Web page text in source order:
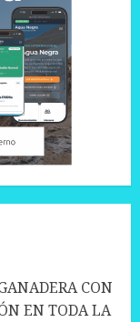
CON
EN TODA LA